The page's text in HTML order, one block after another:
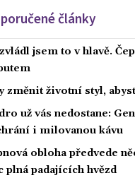
články
jsem to v hlavě.
změnit životní styl,
už vás nedostane:
i milovanou kávu
obloha předvede
plná padajících hvězd